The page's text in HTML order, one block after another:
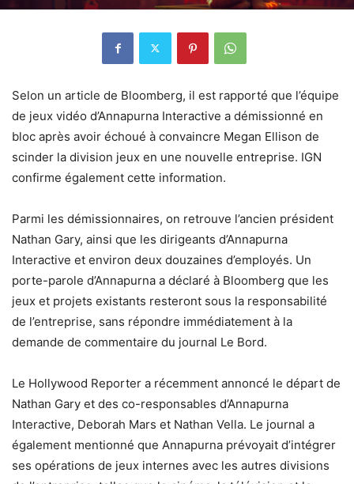
Selon un article de Bloomberg, il est rapporté que l’équipe
de jeux vidéo d’Annapurna Interactive a démissionné en
bloc après avoir échoué à convaincre Megan Ellison de
scinder la division jeux en une nouvelle entreprise. IGN
confirme également cette information.
Parmi les démissionnaires, on retrouve l’ancien président
Nathan Gary, ainsi que les dirigeants d’Annapurna
Interactive et environ deux douzaines d’employés. Un
porte-parole d’Annapurna a déclaré à Bloomberg que les
jeux et projets existants resteront sous la responsabilité
de l’entreprise, sans répondre immédiatement à la
demande de commentaire du journal Le Bord.
Le Hollywood Reporter a récemment annoncé le départ de
Nathan Gary et des co-responsables d’Annapurna
Interactive, Deborah Mars et Nathan Vella. Le journal a
également mentionné que Annapurna prévoyait d’intégrer
ses opérations de jeux internes avec les autres divisions